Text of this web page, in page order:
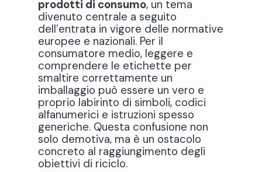
prodotti di consumo, un tema
divenuto centrale a seguito
dell’entrata in vigore delle normative
europee e nazionali. Per il
consumatore medio, leggere e
comprendere le etichette per
smaltire correttamente un
imballaggio può essere un vero e
proprio labirinto di simboli, codici
alfanumerici e istruzioni spesso
generiche. Questa confusione non
solo demotiva, ma è un ostacolo
concreto al raggiungimento degli
obiettivi di riciclo.